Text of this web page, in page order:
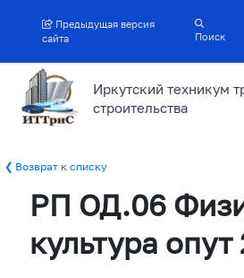
Предыдущая версия
сайта
Поиск
Иркутский техникум
строительства
Возврат к списку
РП ОД.06
культура опут